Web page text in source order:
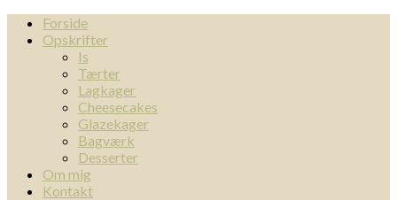
Forside
Opskrifter
Is
Tærter
Lagkager
Cheesecakes
Glazekager
Bagværk
Desserter
Om mig
Kontakt